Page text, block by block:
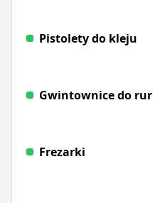
Pistolety do kleju
Gwintownice do rur
Frezarki